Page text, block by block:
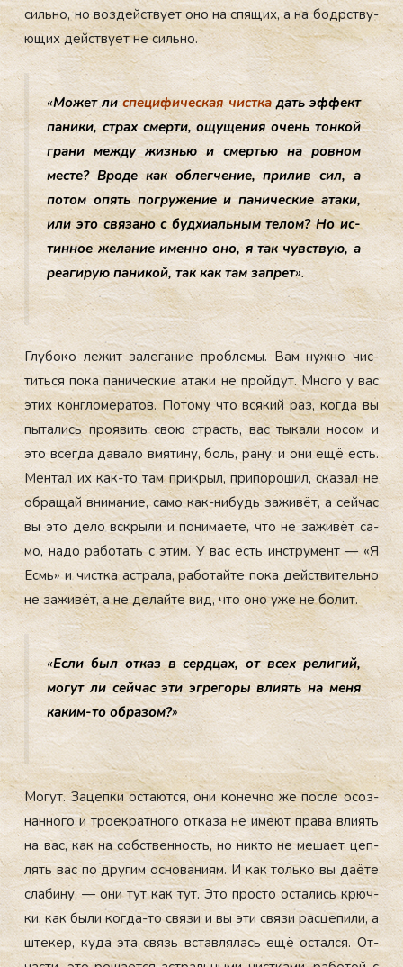
силь­но, но воз­дей­ству­ет оно на спя­щих, а на бодрству­
ющих дей­ству­ет не силь­но.
«Мо­жет лиспе­цифи­чес­кая чис­ткадать эф­фект
па­ники, страх смер­ти, ощу­щения очень тон­кой
гра­ни меж­ду жизнью и смертью на ров­ном
мес­те? Вро­де как об­легче­ние, при­лив сил, а
по­том опять пог­ру­жение и па­ничес­кие ата­ки,
или это свя­зано с буд­хи­аль­ным те­лом? Но ис­
тинное же­лание имен­но оно, я так чувс­твую, а
ре­аги­рую па­никой, так как там зап­рет».
Глу­боко ле­жит за­лега­ние проб­ле­мы. Вам нуж­но чис­
тить­ся по­ка па­ничес­кие ата­ки не прой­дут. Мно­го у вас
этих кон­гло­мера­тов. По­тому что вся­кий раз, ког­да вы
пы­тались про­явить свою страсть, вас ты­кали но­сом и
это всег­да да­вало вмя­тину, боль, ра­ну, и они ещё есть.
Мен­тал их как-то там прик­рыл, при­поро­шил, ска­зал не
об­ра­щай вни­мание, са­мо как-ни­будь за­живёт, а сей­час
вы это де­ло вскры­ли и по­нима­ете, что не за­живёт са­
мо, на­до ра­ботать с этим. У вас есть инс­тру­мент — «Я
Есмь» и чис­тка ас­тра­ла, ра­ботай­те по­ка дей­стви­тель­но
не за­живёт, а не де­лай­те вид, что оно уже не бо­лит.
«Ес­ли был от­каз в сер­дцах, от всех ре­лигий,
мо­гут ли сей­час эти эг­ре­горы вли­ять на ме­ня
ка­ким-то об­ра­зом?»
Мо­гут. За­цеп­ки ос­та­ют­ся, они ко­неч­но же пос­ле осоз­
нанно­го и тро­ек­ратно­го от­ка­за не име­ют пра­ва вли­ять
на вас, как на собс­твен­ность, но ник­то не ме­ша­ет цеп­
лять вас по дру­гим ос­но­вани­ям. И как толь­ко вы да­ёте
сла­бину, — они тут как тут. Это прос­то ос­та­лись крюч­
ки, как бы­ли ког­да-то свя­зи и вы эти свя­зи рас­це­пили, а
ште­кер, ку­да эта связь встав­ля­лась ещё ос­тался. От­